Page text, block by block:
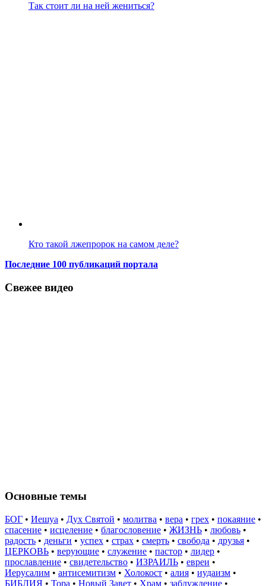
Так стоит ли на ней жениться?
Кто такой лжепророк на самом деле?
Последние 100 публикаций портала
Свежее видео
Основные темы
БОГ • Иешуа • Дух Святой • молитва • вера • грех • покаяние •
спасение • исцеление • благословение • ЖИЗНЬ • любовь •
радость • деньги • успех • страх • смерть • свобода • друзья •
ЦЕРКОВЬ • верующие • служение • пастор • лидер •
прославление • свидетельство • ИЗРАИЛЬ • евреи •
Иерусалим • антисемитизм • Холокост • алия • иудаизм •
БИБЛИЯ • Тора • Новый Завет • Храм • заблуждение •